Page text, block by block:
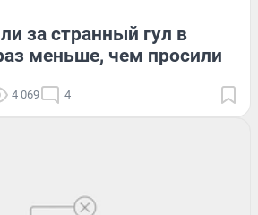
за странный гул в
меньше, чем просили
4 069 4